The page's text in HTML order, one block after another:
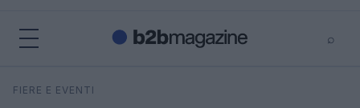
⌕
Cerca
FIERE E EVENTI